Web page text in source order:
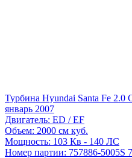
Турбина Hyundai Santa Fe 2.0
январь 2007
Двигатель: ED / EF
Объем: 2000 см куб.
Мощность: 103 Кв - 140 ЛС
Номер партии: 757886-5005S